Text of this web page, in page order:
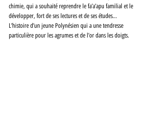
chimie, qui a souhaité reprendre le fa’a’apu familial et le
développer, fort de ses lectures et de ses études…
L’histoire d’un jeune Polynésien qui a une tendresse
particulière pour les agrumes et de l’or dans les doigts.